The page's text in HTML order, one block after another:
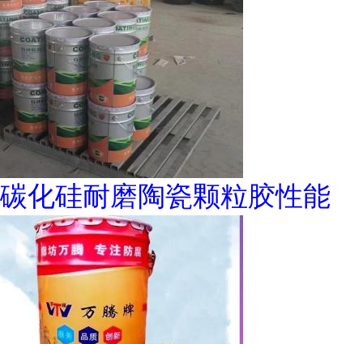
碳化硅耐磨陶瓷颗粒胶性能